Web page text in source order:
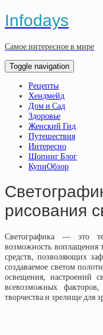
Infodays
Самое интересное в мире
Toggle navigation
Рецепты
Хендмейд
Дом и Сад
Здоровье
Женский Гид
Путешествия
Интересно
Шопинг Блог
КупиОбзор
рисования
Светографика — это
возможность воплащения
средств, позволяющих
создаваемое светом
освещения, настроений
всевозможных факторов,
творчества и зрелище для